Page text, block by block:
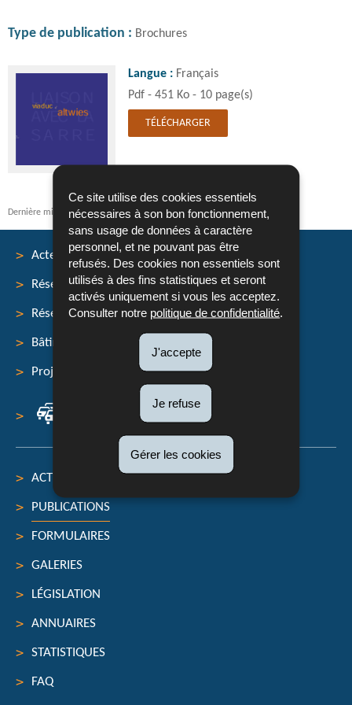
Ce site utilise des cookies essentiels
nécessaires à son bon fonctionnement,
sans usage de données à caractère
personnel, et ne pouvant pas être
refusés. Des cookies non essentiels sont
utilisés à des fins statistiques et seront
activés uniquement si vous les acceptez.
Consulter notre politique de confidentialité.
J'accepte
Je refuse
Gérer les cookies
Type de publication Brochures
Langue : Français
Pdf - 451 Ko - 10 page(s)
TÉLÉCHARGER
Dernière mise à jour16/08/2018
Menu
de
navigation
Acteurs
Réseau routier
Réseau cyclable
Bâtiments et ouvrages
Projets
ACTUALITÉS
PUBLICATIONS
FORMULAIRES
GALERIES
LÉGISLATION
ANNUAIRES
STATISTIQUES
FAQ